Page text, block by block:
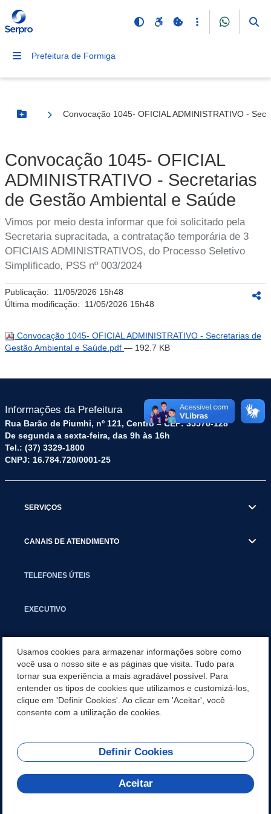
Prefeitura de Formiga
Botão Menu
Convocação 1045- OFICIAL ADMINISTRATIVO -
Convocação 1045- OFICIAL
ADMINISTRATIVO - Secretarias
de Gestão Ambiental e Saúde
Vimos por meio desta informar que foi solicitado pela
Secretaria supracitada, a contratação temporária de 3
OFICIAIS ADMINISTRATIVOS, do Processo Seletivo
Simplificado, PSS nº 003/2024
Publicação: 11/05/2026 15h48
Última modificação: 11/05/2026 15h48
Convocação 1045- OFICIAL ADMINISTRATIVO - Secretarias de
Gestão Ambiental e Saúde.pdf — 192.7 KB
Informações da Prefeitura
Rua Barão de Piumhi, nº 121, Centro – CEP: 35570-128
De segunda a sexta-feira, das 9h às 16h
Tel.: (37) 3329-1800
CNPJ: 16.784.720/0001-25
SERVIÇOS
CANAIS DE ATENDIMENTO
TELEFONES ÚTEIS
EXECUTIVO
APLICATIVO
SECRETARIAS
REDES SOCIAIS
Usamos cookies para armazenar informações sobre como
você usa o nosso site e as páginas que visita. Tudo para
tornar sua experiência a mais agradável possível. Para
entender os tipos de cookies que utilizamos e customizá-los,
clique em 'Definir Cookies'. Ao clicar em 'Aceitar', você
consente com a utilização de cookies.
Definir Cookies
Aceitar